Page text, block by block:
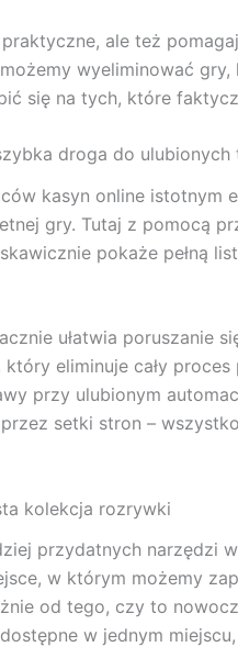
ale też
wyeliminować
się na tych, które
droga do ulubionych
kasyn online istotnym
gry. Tutaj z pomocą
pokaże pełną
ułatwia poruszanie
który eliminuje cały
przy ulubionym
setki stron –
kolekcja rozrywki
przydatnych narzędzi
w którym możemy
od tego, czy to
w jednym